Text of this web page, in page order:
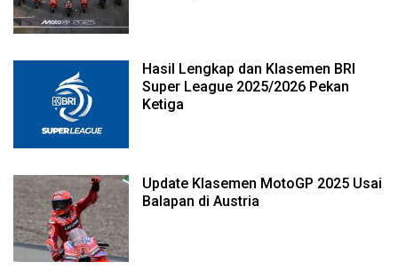
Hasil Lengkap dan Klasemen BRI
Super League 2025/2026 Pekan
Ketiga
Update Klasemen MotoGP 2025 Usai
Balapan di Austria